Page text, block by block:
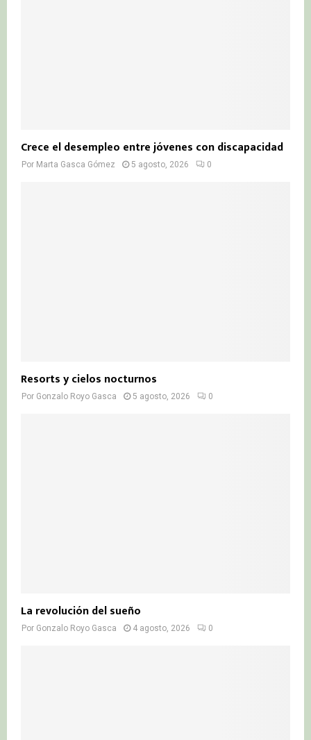
Crece el desempleo entre jóvenes con discapacidad
Por Marta Gasca Gómez 5 agosto, 2026 0
Resorts y cielos nocturnos
Por Gonzalo Royo Gasca 5 agosto, 2026 0
La revolución del sueño
Por Gonzalo Royo Gasca 4 agosto, 2026 0